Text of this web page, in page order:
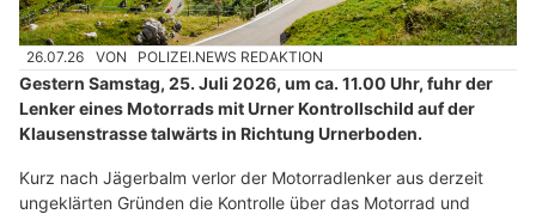
26.07.26 VON POLIZEI.NEWS REDAKTION
Gestern Samstag, 25. Juli 2026, um ca. 11.00 Uhr, fuhr der
Lenker eines Motorrads mit Urner Kontrollschild auf der
Klausenstrasse talwärts in Richtung Urnerboden.
Kurz nach Jägerbalm verlor der Motorradlenker aus derzeit
ungeklärten Gründen die Kontrolle über das Motorrad und